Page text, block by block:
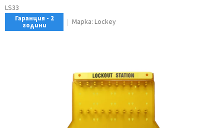
LS33
Гаранция - 2
години Марка: Lockey